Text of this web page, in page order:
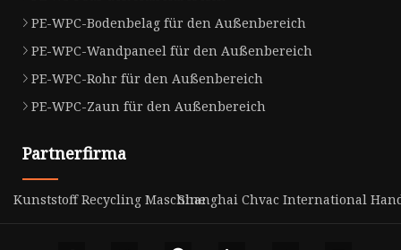
PE-WPC-Bodenbelag für den Außenbereich
PE-WPC-Wandpaneel für den Außenbereich
PE-WPC-Rohr für den Außenbereich
PE-WPC-Zaun für den Außenbereich
Partnerfirma
Kunststoff Recycling MaschineShanghai Chvac International